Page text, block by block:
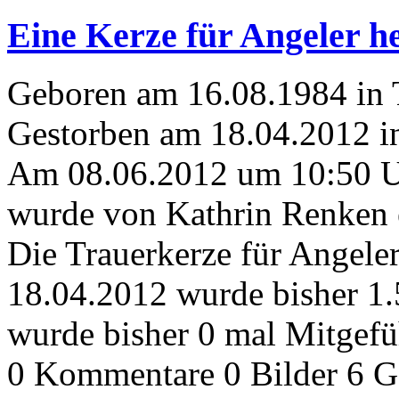
Eine Kerze für Angeler
Geboren am 16.08.1984 in
Gestorben am 18.04.2012
Am 08.06.2012 um 10:50
wurde von Kathrin Renken
Die Trauerkerze für
18.04.2012 wurde bisher
wurde bisher 0 mal
0 Kommentare 0 Bilder 6